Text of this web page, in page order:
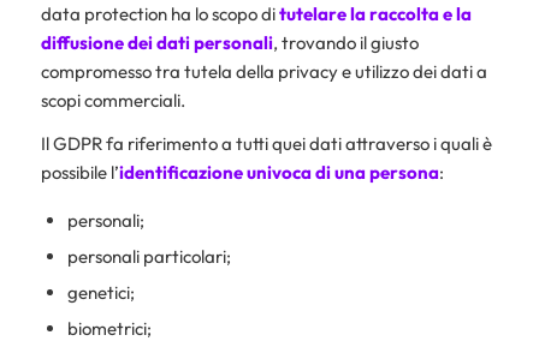
data protection ha lo scopo ditutelare la raccolta e la
diffusione dei dati personali, trovando il giusto
compromesso tra tutela della privacy e utilizzo dei dati a
scopi commerciali.
Il GDPR fa riferimento a tutti quei dati attraverso i quali è
possibile l’identificazione univoca di una persona:
personali;
personali particolari;
genetici;
biometrici;